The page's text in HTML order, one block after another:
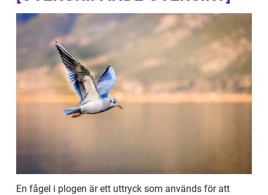
En fågel i plogen är ett uttryck som används för att